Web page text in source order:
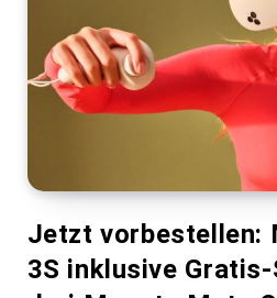
Jetzt vorbestellen:
3S inklusive Gratis-